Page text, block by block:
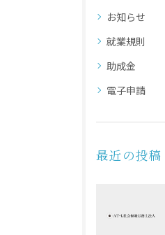
お知らせ
就業規則
助成金
電子申請
最近の投稿